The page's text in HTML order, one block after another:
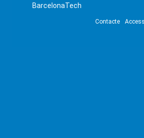
BarcelonaTech
Contacte